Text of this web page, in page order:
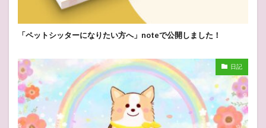
「ペットシッターになりたい方へ」noteで公開しました！
日記